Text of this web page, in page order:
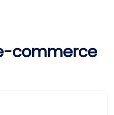
commerce